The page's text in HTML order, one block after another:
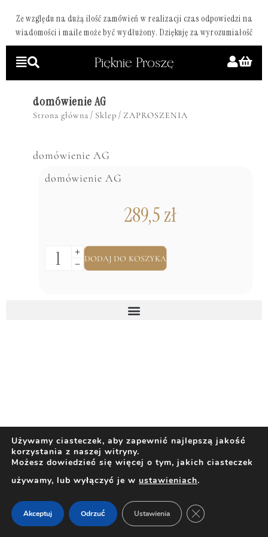
Ze względu na dużą ilość zamówień w realizacji czas odpowiedzi na
wiadomości i maile może być wydłużony. Dziękuję za wyrozumiałość
domówienie AG
Strona główna / Sklep / ZAPROSZENIA
domówienie AG
domówienie AG
289,5zł
DODAJ DO KOSZYKA
Używamy ciasteczek, aby zapewnić najlepszą jakość
korzystania z naszej witryny.
Możesz dowiedzieć się więcej o tym, jakich ciasteczek
używamy, lub wyłączyć je w ustawieniach.
Akceptuj Odrzuć Ustawienia ZAMKNIJ PANEL